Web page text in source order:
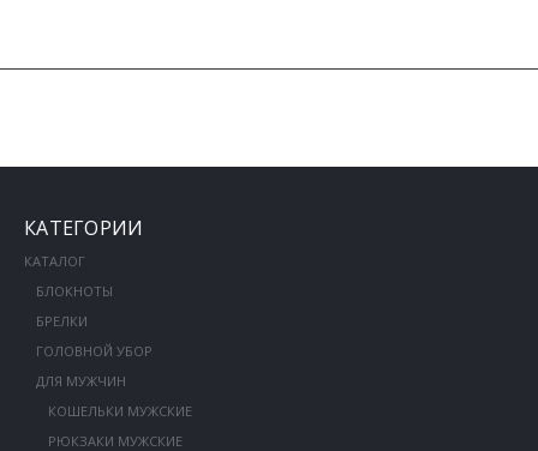
КАТЕГОРИИ
КАТАЛОГ
БЛОКНОТЫ
БРЕЛКИ
ГОЛОВНОЙ УБОР
ДЛЯ МУЖЧИН
КОШЕЛЬКИ МУЖСКИЕ
РЮКЗАКИ МУЖСКИЕ